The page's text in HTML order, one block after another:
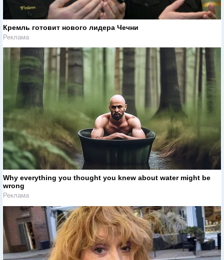
Кремль готовит нового лидера Чечни
Реклама
Why everything you thought you knew about water might be
wrong
Реклама